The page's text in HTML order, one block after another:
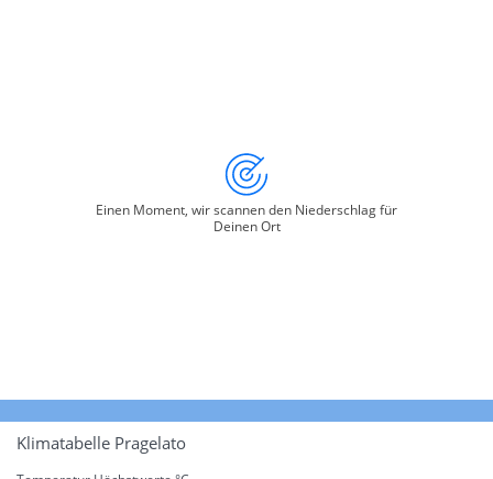
Einen Moment, wir scannen den Niederschlag für
Deinen Ort
Klimatabelle Pragelato